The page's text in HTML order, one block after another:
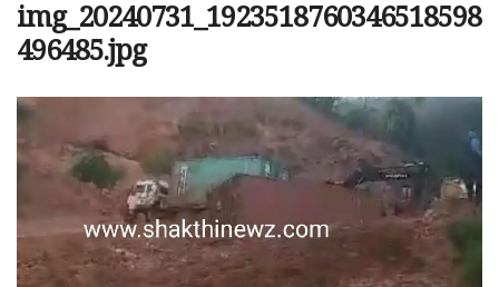
img_20240731_1923518760346518598
496485.jpg